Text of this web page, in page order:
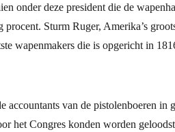
onder deze president die de
Sturm Ruger, Amerika’s
wapenmakers die is opgericht in
accountants van de pistolenboeren
het Congres konden worden